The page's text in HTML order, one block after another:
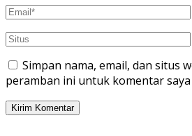
Simpan nama, email, dan situs
peramban ini untuk komentar